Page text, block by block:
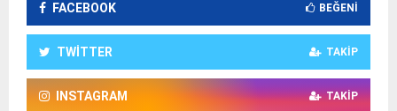
FACEBOOK BEĞENI
TWITTER TAKIP
INSTAGRAM TAKIP